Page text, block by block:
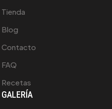
Tienda
Blog
Contacto
FAQ
Recetas
GALERÍA